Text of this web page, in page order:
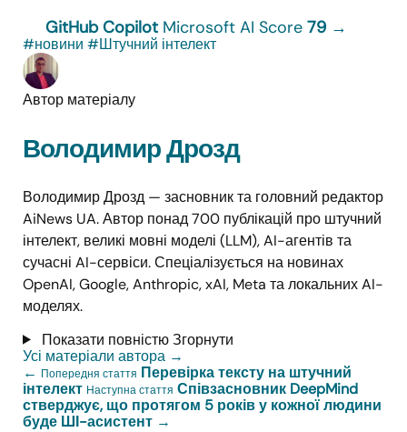
GitHub Copilot Microsoft AI Score 79 →
#новини #Штучний інтелект
Автор матеріалу
Володимир Дрозд
Володимир Дрозд — засновник та головний редактор
AiNews UA. Автор понад 700 публікацій про штучний
інтелект, великі мовні моделі (LLM), AI-агентів та
сучасні AI-сервіси. Спеціалізується на новинах
OpenAI, Google, Anthropic, xAI, Meta та локальних AI-
моделях.
Показати повністюЗгорнути
Усі матеріали автора →
← Попередня стаття Перевірка тексту на штучний
інтелект Наступна стаття Співзасновник DeepMind
стверджує, що протягом 5 років у кожної людини
буде ШІ-асистент →